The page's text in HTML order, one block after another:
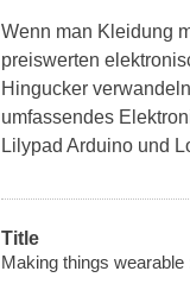
Wenn man Kleidung
preiswerten
Hingucker
umfassendes
Lilypad Arduino und
Title
Making things